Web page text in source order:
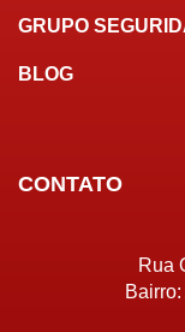
GRUPO
BLOG
CONTATO
Rua